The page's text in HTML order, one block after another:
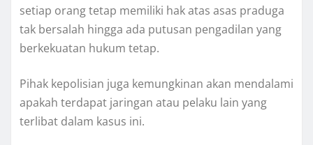
setiap orang tetap memiliki hak atas asas praduga
tak bersalah hingga ada putusan pengadilan yang
berkekuatan hukum tetap.
Pihak kepolisian juga kemungkinan akan mendalami
apakah terdapat jaringan atau pelaku lain yang
terlibat dalam kasus ini.